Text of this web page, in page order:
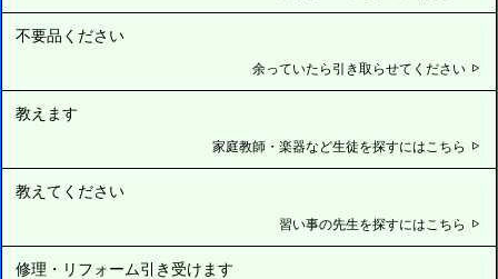
不要品ください
余っていたら引き取らせてください
教えます
家庭教師・楽器など生徒を探すにはこちら
教えてください
習い事の先生を探すにはこちら
修理・リフォーム引き受けます